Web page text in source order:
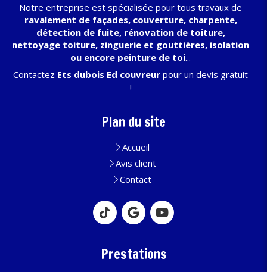
Notre entreprise est spécialisée pour tous travaux de
ravalement de façades, couverture, charpente,
détection de fuite, rénovation de toiture,
nettoyage toiture, zinguerie et gouttières, isolation
ou encore peinture de toi...
Contactez Ets dubois Ed couvreur pour un devis gratuit
!
Plan du site
Accueil
Avis client
Contact
Prestations